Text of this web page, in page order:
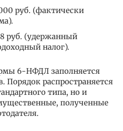
руб. (фактически
руб. (удержанный
налог).
6-НФДЛ заполняется
Порядок распространяется
типа, но и
полученные